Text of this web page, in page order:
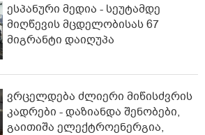
ესპანური მედია - სეუტამდე
მიღწევის მცდელობისას 67
მიგრანტი დაიღუპა
ვრცელდება ძლიერი მიწისძვრის
კადრები - დაზიანდა შენობები,
გაითიშა ელექტროენერგია,